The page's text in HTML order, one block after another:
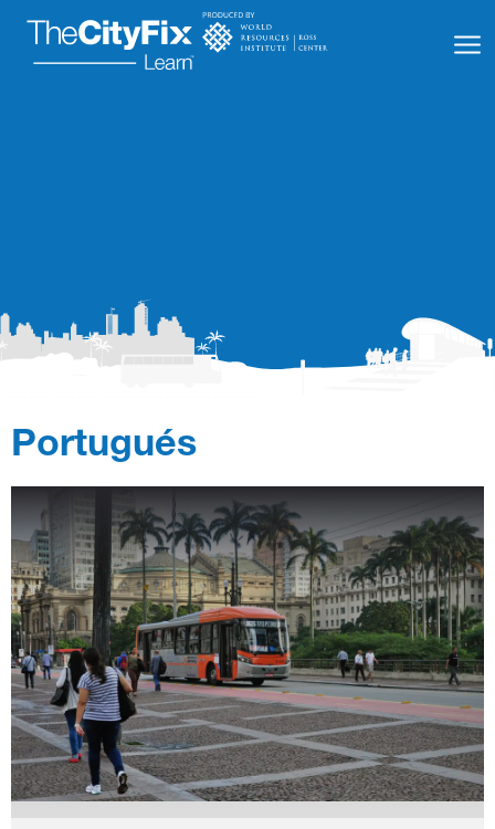
Mi Cuenta
Portugués